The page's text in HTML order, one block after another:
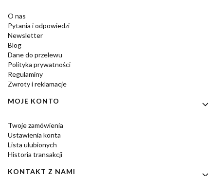
O nas
Pytania i odpowiedzi
Newsletter
Blog
Dane do przelewu
Polityka prywatności
Regulaminy
Zwroty i reklamacje
MOJE KONTO
Twoje zamówienia
Ustawienia konta
Lista ulubionych
Historia transakcji
KONTAKT Z NAMI